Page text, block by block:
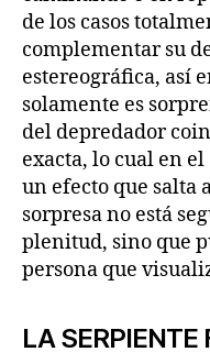
de los casos
complementar su
estereográfica, así
solamente es
del depredador
exacta, lo cual en
un efecto que salta
sorpresa no está
plenitud, sino que
persona que
LA SERPIENTE